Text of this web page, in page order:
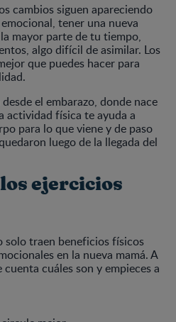
cambios siguen apareciendo
tener una nueva
mayor parte de tu tiempo,
algo difícil de asimilar. Los
que puedes hacer para
el embarazo, donde nace
actividad física te ayuda a
para lo que viene y de paso
luego de la llegada del
ejercicios
solo traen beneficios físicos
en la nueva mamá. A
cuáles son y empieces a